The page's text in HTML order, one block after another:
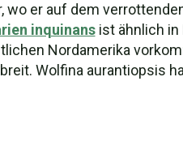
er auf dem
inquinansist ähnlich in
Nordamerika
Wolfina aurantiopsis